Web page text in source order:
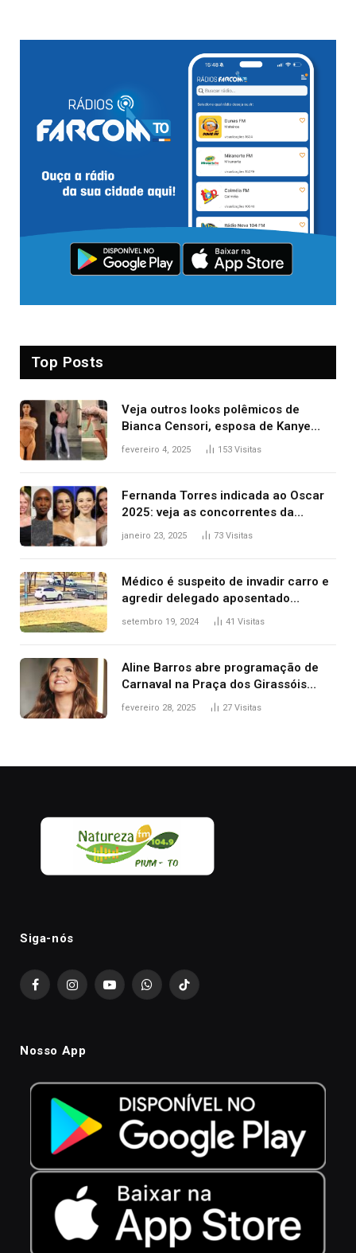
Top Posts
Veja outros looks polêmicos de
Bianca Censori, esposa de Kanye
West que apareceu nua no Grammy
fevereiro 4, 2025 153 Visitas
Fernanda Torres indicada ao Oscar
2025: veja as concorrentes da
brasileira a melhor atriz
janeiro 23, 2025 73 Visitas
Médico é suspeito de invadir carro e
agredir delegado aposentado
durante confusão no trânsito
setembro 19, 2024 41 Visitas
Aline Barros abre programação de
Carnaval na Praça dos Girassóis
nesta sexta-feira, em Palmas
fevereiro 28, 2025 27 Visitas
Siga-nós
FacebookInstagramYouTubeWhatsAppTikTok
Nosso App